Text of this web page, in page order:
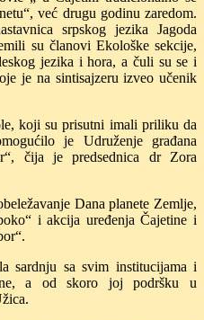
već drugu godinu zaredom.
srpskog jezika Jagoda
su članovi Ekološke sekcije,
jezika i hora, a čuli su se i
je na sintisajzeru izveo učenik
koji su prisutni imali priliku da
je Udruženje građana
čija je predsednica dr Zora
Dana planete Zemlje,
i akcija uređenja Čajetine i
sardnju sa svim institucijama i
a od skoro joj podršku u